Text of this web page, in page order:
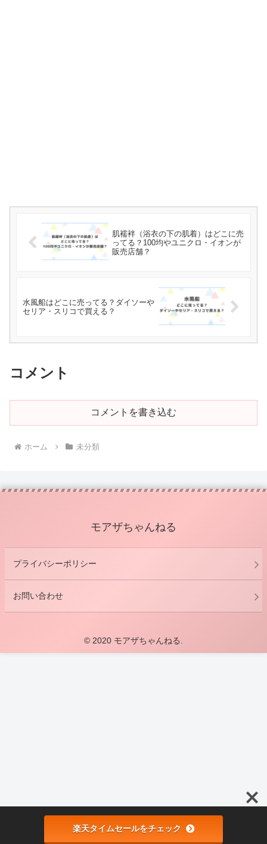
肌襦袢（浴衣の下の肌着）はどこに売
ってる？100均やユニクロ・イオンが
販売店舗？
水風船はどこに売ってる？ダイソーや
セリア・スリコで買える？
コメント
コメントを書き込む
ホーム 未分類
モアザちゃんねる
プライバシーポリシー
お問い合わせ
© 2020 モアザちゃんねる.
楽天タイムセールをチェック